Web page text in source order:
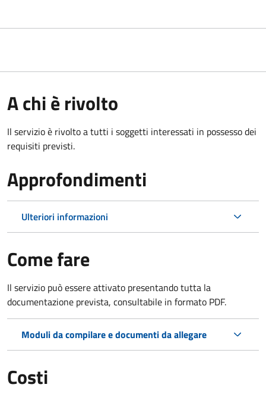
A chi è rivolto
Il servizio è rivolto a tutti i soggetti interessati in possesso dei
requisiti previsti.
Approfondimenti
Ulteriori informazioni
Come fare
Il servizio può essere attivato presentando tutta la
documentazione prevista, consultabile in formato PDF.
Moduli da compilare e documenti da allegare
Costi